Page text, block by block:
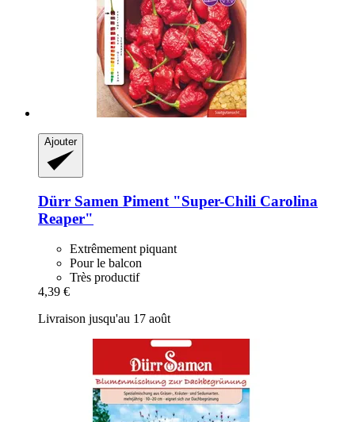
Ajouter
Dürr Samen Piment "Super-​Chili Carolina
Reaper"
Extrêmement piquant
Pour le balcon
Très productif
4,39 €
Livraison jusqu'au 17 août